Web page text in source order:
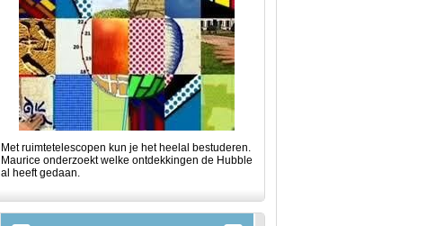
Met ruimtetelescopen kun je het heelal bestuderen.
Maurice onderzoekt welke ontdekkingen de Hubble
al heeft gedaan.